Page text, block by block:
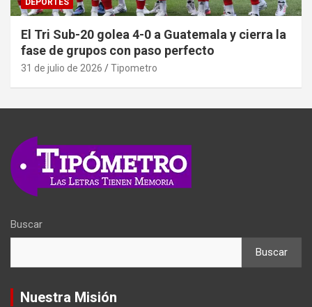
DEPORTES
El Tri Sub-20 golea 4-0 a Guatemala y cierra la
fase de grupos con paso perfecto
31 de julio de 2026 Tipometro
Buscar
Buscar
Nuestra Misión